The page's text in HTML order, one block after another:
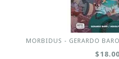
MORBIDUS - GERARDO